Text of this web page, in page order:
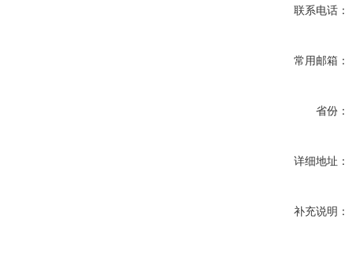
联系电话：
常用邮箱：
省份：
详细地址：
补充说明：